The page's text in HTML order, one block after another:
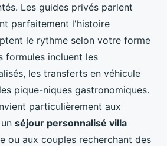
Les guides privés parlent
parfaitement l'histoire
le rythme selon votre forme
formules incluent les
les transferts en véhicule
pique-niques gastronomiques.
particulièrement aux
séjour personnalisé villa
ou aux couples recherchant des